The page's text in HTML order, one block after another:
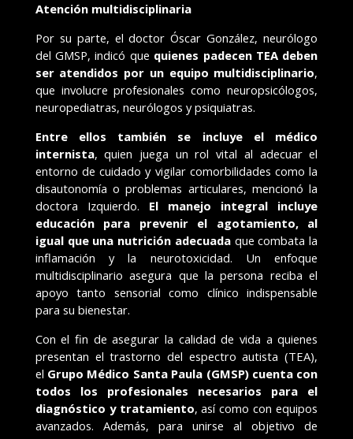
Atención multidisciplinaria
Por su parte, el doctor Óscar González, neurólogo
del GMSP, indicó que quienes padecen TEA deben
ser atendidos por un equipo multidisciplinario,
que involucre profesionales como neuropsicólogos,
neuropediatras, neurólogos y psiquiatras.
Entre ellos también se incluye el médico
internista, quien juega un rol vital al adecuar el
entorno de cuidado y vigilar comorbilidades como la
disautonomía o problemas articulares, mencionó la
doctora Izquierdo. El manejo integral incluye
educación para prevenir el agotamiento, al
igual que una nutrición adecuadaque combata la
inflamación y la neurotoxicidad. Un enfoque
multidisciplinario asegura que la persona reciba el
apoyo tanto sensorial como clínico indispensable
para su bienestar.
Con el fin de asegurar la calidad de vida a quienes
presentan el trastorno del espectro autista (TEA),
el Grupo Médico Santa Paula (GMSP) cuenta con
todos los profesionales necesarios para el
diagnóstico y tratamiento, así como con equipos
avanzados. Además, para unirse al objetivo de